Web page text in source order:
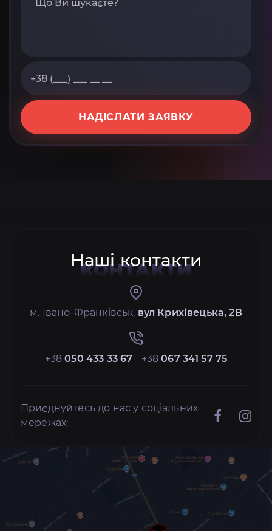
НАДІСЛАТИ ЗАЯВКУ
Наші контакти
КОНТАКТИ
м. Івано-Франківськ, вул Крихівецька, 2В
+38050 433 33 67 +38067 341 57 75
Приєднуйтесь до нас у соціальних
мережах: